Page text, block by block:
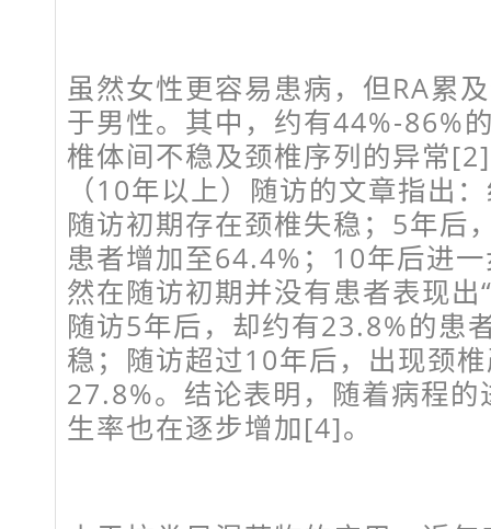
虽然女性更容易患病，但RA累
于男性。其中，约有44%-86%
椎体间不稳及颈椎序列的异常
（10年以上）随访的文章指出
随访初期存在颈椎失稳；5年后
患者增加至64.4%；10年后进
然在随访初期并没有患者表现出
随访5年后，却约有23.8%的患
稳；随访超过10年后，出现颈
27.8%。结论表明，随着病程
生率也在逐步增加[4]。